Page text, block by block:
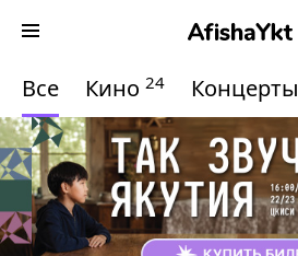
Все Кино 24 Концерты